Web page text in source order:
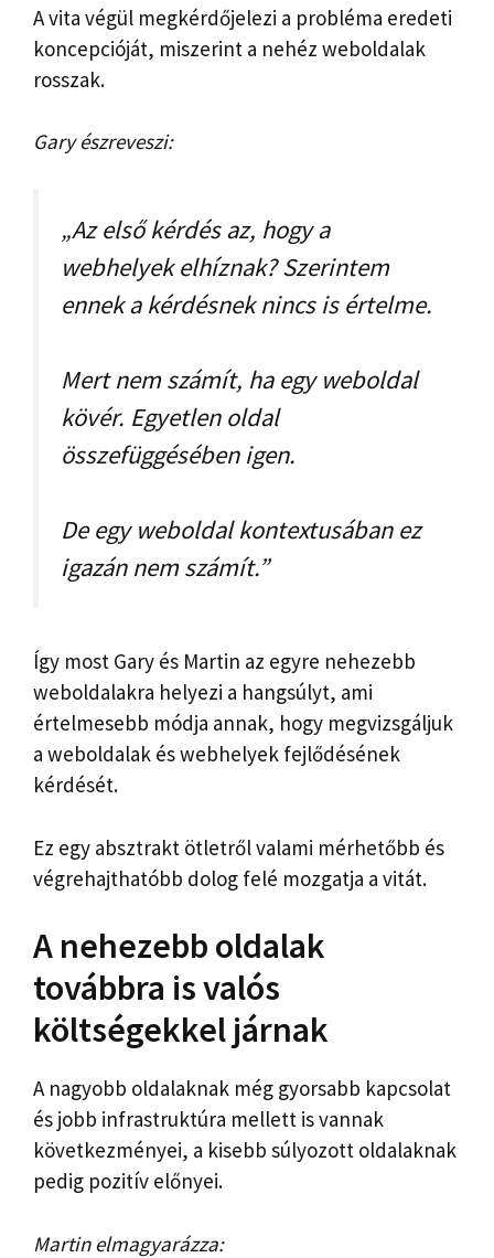
A vita végül megkérdőjelezi a probléma eredeti
koncepcióját, miszerint a nehéz weboldalak
rosszak.
Gary észreveszi:
„Az első kérdés az, hogy a
webhelyek elhíznak? Szerintem
ennek a kérdésnek nincs is értelme.
Mert nem számít, ha egy weboldal
kövér. Egyetlen oldal
összefüggésében igen.
De egy weboldal kontextusában ez
igazán nem számít.”
Így most Gary és Martin az egyre nehezebb
weboldalakra helyezi a hangsúlyt, ami
értelmesebb módja annak, hogy megvizsgáljuk
a weboldalak és webhelyek fejlődésének
kérdését.
Ez egy absztrakt ötletről valami mérhetőbb és
végrehajthatóbb dolog felé mozgatja a vitát.
A nehezebb oldalak
továbbra is valós
költségekkel járnak
A nagyobb oldalaknak még gyorsabb kapcsolat
és jobb infrastruktúra mellett is vannak
következményei, a kisebb súlyozott oldalaknak
pedig pozitív előnyei.
Martin elmagyarázza: